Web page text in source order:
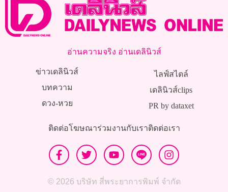
อ่านความจริง อ่านเดลินิวส์
ข่าวเดลินิวส์
บทความ
ดวง-หวย
ไลฟ์สไตล์
เดลินิวส์clips
PR by dataxet
ติดต่อโฆษณาร่วมงานกับเราติดต่อเรา
© 2026 บริษัท สี่พระยาการพิมพ์ จำกัด